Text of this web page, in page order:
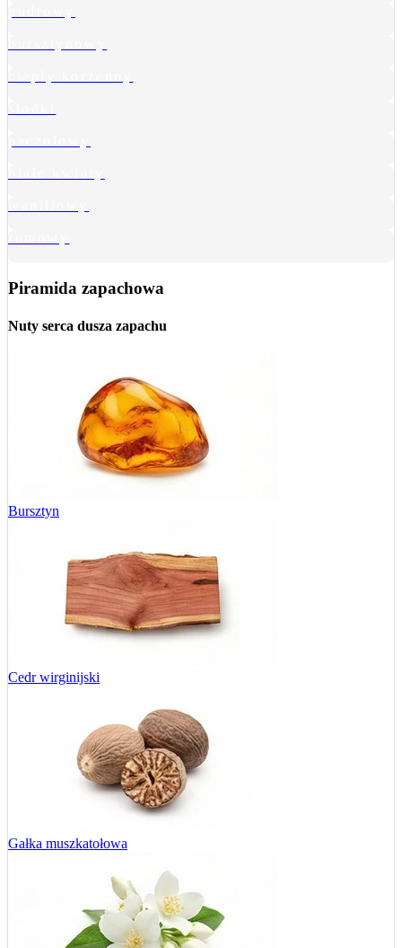
Piramida zapachowa
Nuty serca dusza zapachu
Bursztyn
Cedr wirginijski
Gałka muszkatołowa